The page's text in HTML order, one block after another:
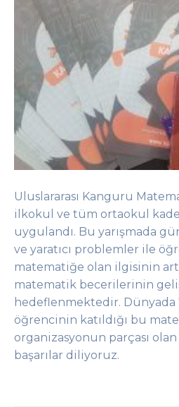
Uluslararası Kanguru
ilkokul ve tüm ortaokul
uygulandı. Bu yarışmada
ve yaratıcı problemler ile
matematiğe olan ilgisinin
matematik becerilerinin
hedeflenmektedir. Dünyada
öğrencinin katıldığı bu
organizasyonun parçası
başarılar diliyoruz.